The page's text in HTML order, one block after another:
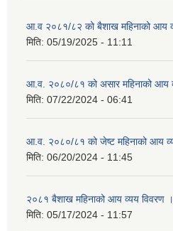
आ.व २०८१/८२ को बैशाख महिनाको आय
मिति: 05/19/2025 - 11:11
आ.व. २०८०/८१ को असार महिनाको आय
मिति: 07/22/2024 - 06:41
आ.व. २०८०/८१ को जेष्ट महिनाको आय
मिति: 06/20/2024 - 11:45
२०८१ बैशाख महिनाको आय व्यय विवरण ।
मिति: 05/17/2024 - 11:57